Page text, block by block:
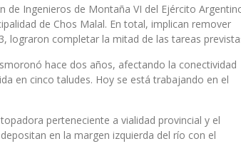
Ingenieros de Montaña VI del Ejército
de Chos Malal. En total, implican remover
lograron completar la mitad de las tareas
hace dos años, afectando la conectividad
en cinco taludes. Hoy se está trabajando en el
perteneciente a vialidad provincial y el
en la margen izquierda del río con el